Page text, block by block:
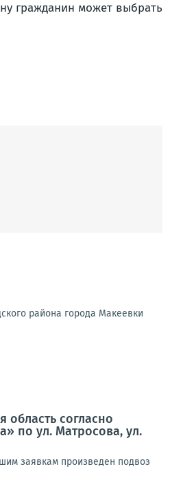
гражданин может выбрать
района города Макеевки
согласно
по ул. Матросова, ул.
заявкам произведен подвоз